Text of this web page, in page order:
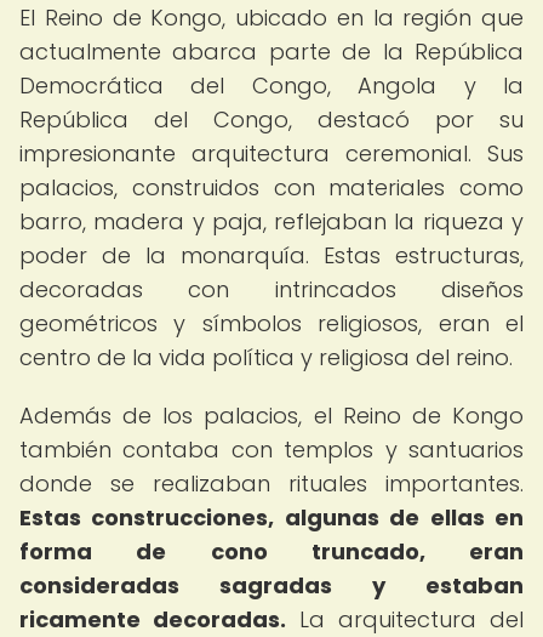
El Reino de Kongo, ubicado en la región que
actualmente abarca parte de la República
Democrática del Congo, Angola y la
República del Congo, destacó por su
impresionante arquitectura ceremonial. Sus
palacios, construidos con materiales como
barro, madera y paja, reflejaban la riqueza y
poder de la monarquía. Estas estructuras,
decoradas con intrincados diseños
geométricos y símbolos religiosos, eran el
centro de la vida política y religiosa del reino.
Además de los palacios, el Reino de Kongo
también contaba con templos y santuarios
donde se realizaban rituales importantes.
Estas construcciones, algunas de ellas en
forma de cono truncado, eran
consideradas sagradas y estaban
ricamente decoradas. La arquitectura del